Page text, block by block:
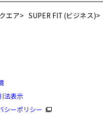
エア SUPER FIT (ビジネス)
法表示
シーポリシー